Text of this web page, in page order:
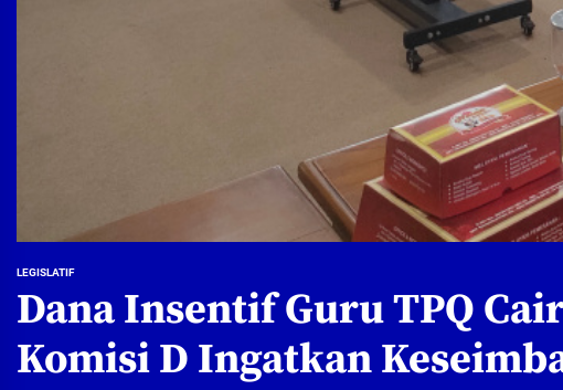
LEGISLATIF
Dana Insentif Guru TPQ
Komisi D Ingatkan